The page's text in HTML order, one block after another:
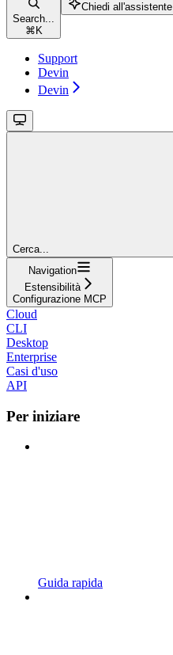
Search...
⌘ K
Chiedi all'assistente
Support
Devin
Devin
Cerca...
Navigation
Estensibilità
Configurazione MCP
Cloud
CLI
Desktop
Enterprise
Casi d'uso
API
Per iniziare
Guida rapida